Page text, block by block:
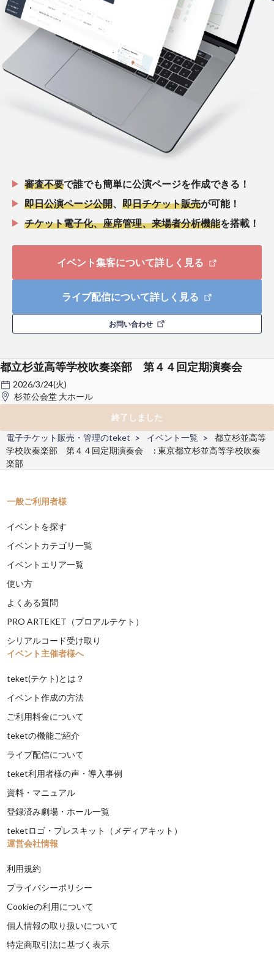
審査不要で誰でも簡単に公演ページを作成できる！
即日公演ページ公開
即日チケット販売が可能！
チケット電子化、座席管理、来場者分析機能を搭載！
イベント集客について詳しく見る
ライブ配信について詳しく見る
お問い合わせ
都立杉並高等学校吹奏楽部 第４４回定期演奏会
2026/3/24(火)
杉並公会堂 大ホール
終了しました
電子チケット販売・管理のteket
イベント一覧
都立杉並高等
学校吹奏楽部 第４４回定期演奏会 : 東京都立杉並高等学校吹奏
楽部
一般ご利用者様
イベントを探す
イベントカテゴリ一覧
イベントエリア一覧
使い方
よくある質問
PRO ARTEKET（プロアルテケト）
シリアルコード受け取り
イベント主催者様へ
teket(テケト)とは？
イベント作成の方法
ご利用料金について
teketの機能ご紹介
ライブ配信について
teket利用者様の声・導入事例
資料・マニュアル
登録済み劇場・ホール一覧
teketロゴ・プレスキット（メディアキット）
運営会社情報
利用規約
プライバシーポリシー
Cookieの利用について
個人情報の取り扱いについて
特定商取引法に基づく表示